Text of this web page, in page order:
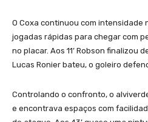
O Coxa continuou com intensidade
jogadas rápidas para chegar com
no placar. Aos 11’ Robson finalizou
Lucas Ronier bateu, o goleiro
Controlando o confronto, o
e encontrava espaços com